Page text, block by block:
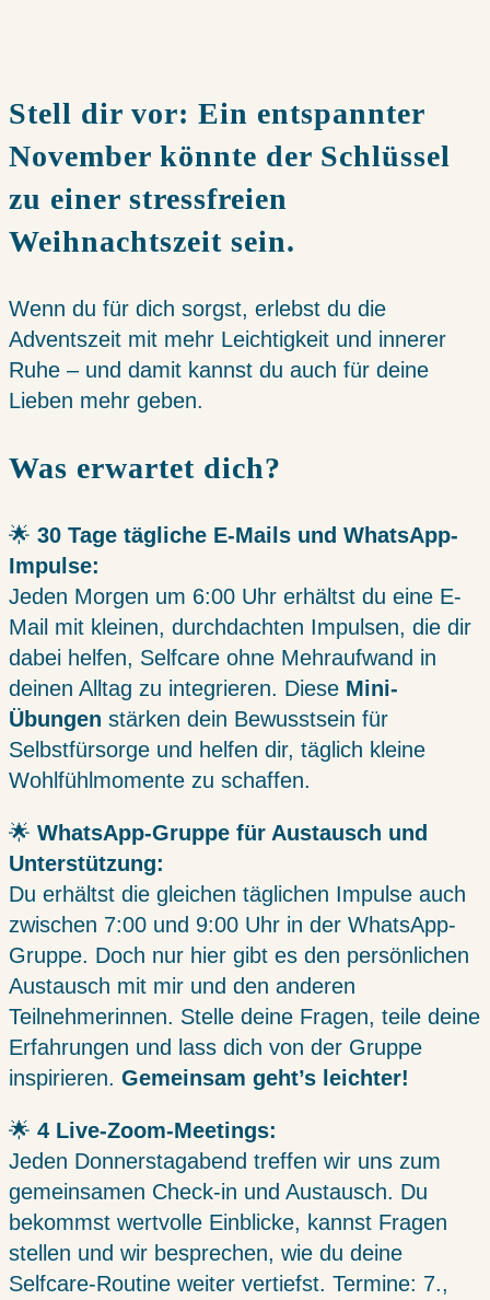
Stell dir vor: Ein entspannter
November könnte der Schlüssel
zu einer stressfreien
Weihnachtszeit sein.
Wenn du für dich sorgst, erlebst du die
Adventszeit mit mehr Leichtigkeit und innerer
Ruhe – und damit kannst du auch für deine
Lieben mehr geben.
Was erwartet dich?
🌟 30 Tage tägliche E-Mails und WhatsApp-
Impulse:
Jeden Morgen um 6:00 Uhr erhältst du eine E-
Mail mit kleinen, durchdachten Impulsen, die dir
dabei helfen, Selfcare ohne Mehraufwand in
deinen Alltag zu integrieren. Diese Mini-
Übungen stärken dein Bewusstsein für
Selbstfürsorge und helfen dir, täglich kleine
Wohlfühlmomente zu schaffen.
🌟 WhatsApp-Gruppe für Austausch und
Unterstützung:
Du erhältst die gleichen täglichen Impulse auch
zwischen 7:00 und 9:00 Uhr in der WhatsApp-
Gruppe. Doch nur hier gibt es den persönlichen
Austausch mit mir und den anderen
Teilnehmerinnen. Stelle deine Fragen, teile deine
Erfahrungen und lass dich von der Gruppe
inspirieren. Gemeinsam geht’s leichter!
🌟 4 Live-Zoom-Meetings:
Jeden Donnerstagabend treffen wir uns zum
gemeinsamen Check-in und Austausch. Du
bekommst wertvolle Einblicke, kannst Fragen
stellen und wir besprechen, wie du deine
Selfcare-Routine weiter vertiefst. Termine: 7.,